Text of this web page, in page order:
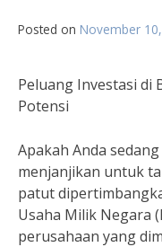
Posted on November
Peluang Investasi di
Potensi
Apakah Anda
menjanjikan untuk
patut
Usaha Milik Negara
perusahaan yang